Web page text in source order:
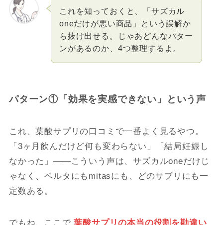
これを知っておくと、「サズカル
oneだけが悪い商品」という誤解か
ら抜け出せる。じゃあどんなパター
ンがあるのか、4つ整理するよ。
パターン①「効果を実感できない」という声
これ、葉酸サプリの口コミで一番よく見るやつ。
「3ヶ月飲んだけど何も変わらない」「結局妊娠し
なかった」――こういう声は、サズカルoneだけじ
ゃなく、ベルタにもmitasにも、どのサプリにも一
定数ある。
でもね、ここで葉酸サプリの本当の役割を勘違い